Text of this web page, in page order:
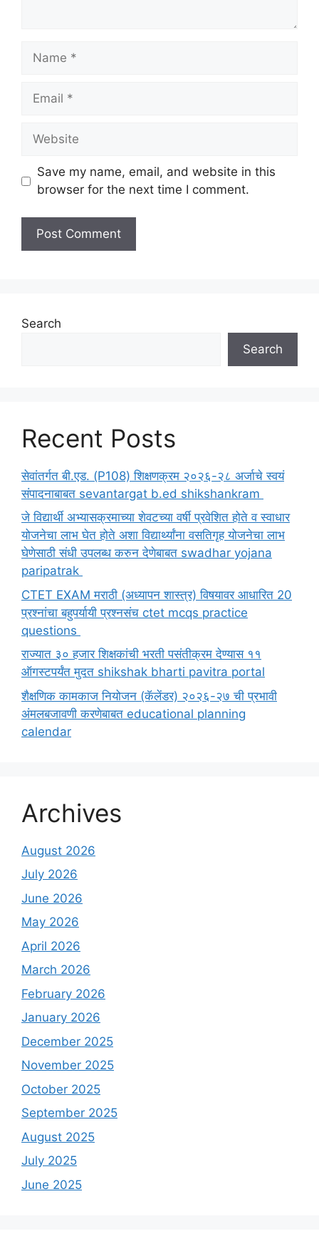
Name
Email
Website
Save my name, email, and website in this
browser for the next time I comment.
Search
Search
Recent Posts
सेवांतर्गत बी.एड. (P108) शिक्षणक्रम २०२६-२८ अर्जाचे स्वयं
संपादनाबाबत sevantargat b.ed shikshankram
जे विद्यार्थी अभ्यासक्रमाच्या शेवटच्या वर्षी प्रवेशित होते व स्वाधार
योजनेचा लाभ घेत होते अशा विद्यार्थ्यांना वसतिगृह योजनेचा लाभ
घेणेसाठी संधी उपलब्ध करुन देणेबाबत swadhar yojana
paripatrak
CTET EXAM मराठी (अध्यापन शास्त्र) विषयावर आधारित 20
प्रश्नांचा बहुपर्यायी प्रश्नसंच ctet mcqs practice
questions
राज्यात ३० हजार शिक्षकांची भरती पसंतीक्रम देण्यास ११
ऑगस्टपर्यंत मुदत shikshak bharti pavitra portal
शैक्षणिक कामकाज नियोजन (कॅलेंडर) २०२६-२७ ची प्रभावी
अंमलबजावणी करणेबाबत educational planning
calendar
Archives
August 2026
July 2026
June 2026
May 2026
April 2026
March 2026
February 2026
January 2026
December 2025
November 2025
October 2025
September 2025
August 2025
July 2025
June 2025